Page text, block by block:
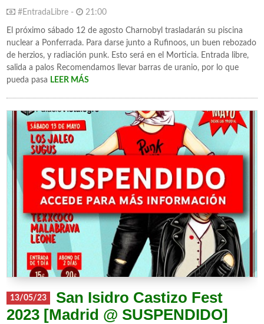
#EntradaLibre - 21:00
El próximo sábado 12 de agosto Charnobyl trasladarán su piscina
nuclear a Ponferrada. Para darse junto a Rufinoos, un buen rebozado
de herzios, y radiación punk. Esto será en el Morticia. Entrada libre,
salida a palos Recomendamos llevar barras de uranio, por lo que
pueda pasa LEER MÁS
13/05/23
San Isidro Castizo Fest
2023 [Madrid @ SUSPENDIDO]